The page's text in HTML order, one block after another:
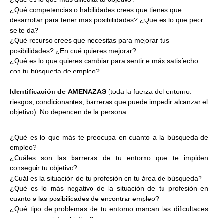
¿Qué competencias o habilidades crees que tienes que
desarrollar para tener más posibilidades? ¿Qué es lo que peor
se te da?
¿Qué recurso crees que necesitas para mejorar tus
posibilidades? ¿En qué quieres mejorar?
¿Qué es lo que quieres cambiar para sentirte más satisfecho
con tu búsqueda de empleo?
Identificación de AMENAZAS (toda la fuerza del entorno:
riesgos, condicionantes, barreras que puede impedir alcanzar el
objetivo). No dependen de la persona.
¿Qué es lo que más te preocupa en cuanto a la búsqueda de
empleo?
¿Cuáles son las barreras de tu entorno que te impiden
conseguir tu objetivo?
¿Cuál es la situación de tu profesión en tu área de búsqueda?
¿Qué es lo más negativo de la situación de tu profesión en
cuanto a las posibilidades de encontrar empleo?
¿Qué tipo de problemas de tu entorno marcan las dificultades